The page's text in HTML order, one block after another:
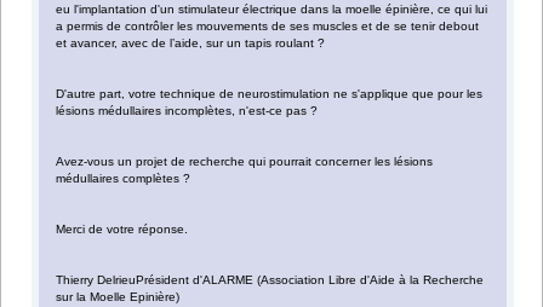
eu l'implantation d'un stimulateur électrique dans la moelle épinière, ce qui lui
a permis de contrôler les mouvements de ses muscles et de se tenir debout
et avancer, avec de l’aide, sur un tapis roulant ?
D'autre part, votre technique de neurostimulation ne s'applique que pour les
lésions médullaires incomplètes, n'est-ce pas ?
Avez-vous un projet de recherche qui pourrait concerner les lésions
médullaires complètes ?
Merci de votre réponse.
Thierry DelrieuPrésident d'ALARME (Association Libre d'Aide à la Recherche
sur la Moelle Epinière)